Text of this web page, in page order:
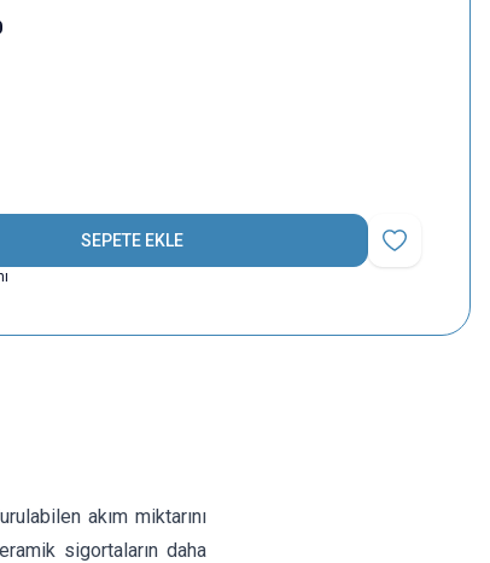
SEPETE EKLE
Favoriye Ekle
akım miktarını
sigortaların daha